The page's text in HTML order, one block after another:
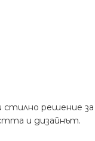
решение
и дизайнът.